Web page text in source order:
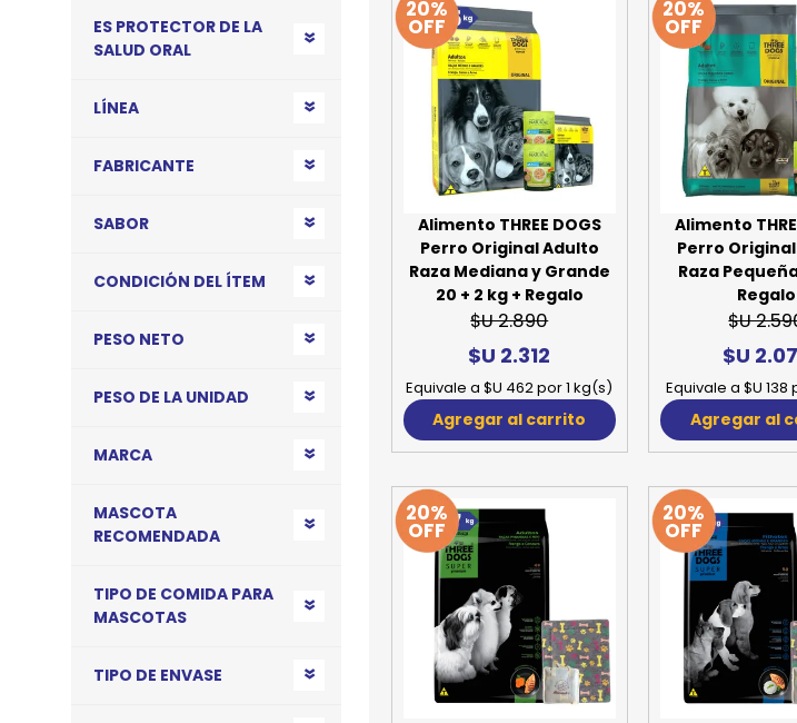
JUGUETES
COMEDEROS Y BEBEDEROS
TRANSPORTADORAS
CAMAS
20%
OFF
Alimento THREE DOGS
Perro Original Adulto
Raza Mediana y Grande
20 + 2 kg + Regalo
$U 2.890
$U 2.312
Equivale a $U 462 por 1 kg(s)
Agregar al carrito
20%
OFF
Alimento
Perro
Raza
Regalo
$U
$U
Equivale a $U 138
Agregar al
20%
OFF
20%
OFF
ES PROTECTOR DE LA
SALUD ORAL
LÍNEA
FABRICANTE
SABOR
CONDICIÓN DEL ÍTEM
PESO NETO
PESO DE LA UNIDAD
MARCA
MASCOTA
RECOMENDADA
TIPO DE COMIDA PARA
MASCOTAS
TIPO DE ENVASE